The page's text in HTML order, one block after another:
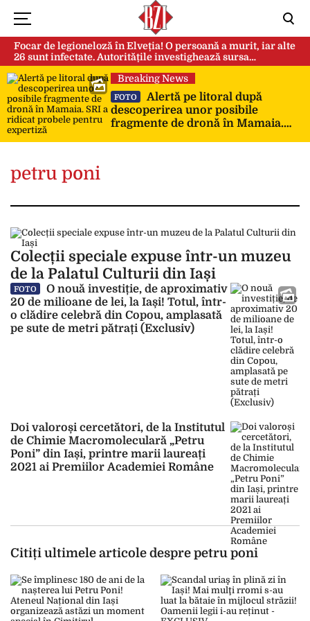
Focar de legioneloză în Elveția! O persoană a murit, iar alte
26 sunt infectate. Autoritățile investighează sursa
contaminării
Breaking News
FOTO
Alertă pe litoral după
descoperirea unor posibile
fragmente de dronă în Mamaia.
petru poni
Colecții speciale expuse într-un muzeu
de la Palatul Culturii din Iași
FOTO
O nouă investiție, de aproximativ
20 de milioane de lei, la Iași! Totul, într-
o clădire celebră din Copou, amplasată
pe sute de metri pătrați (Exclusiv)
Doi valoroși cercetători, de la Institutul
de Chimie Macromoleculară „Petru
Poni” din Iași, printre marii laureați
2021 ai Premiilor Academiei Române
Citiți ultimele articole despre petru poni